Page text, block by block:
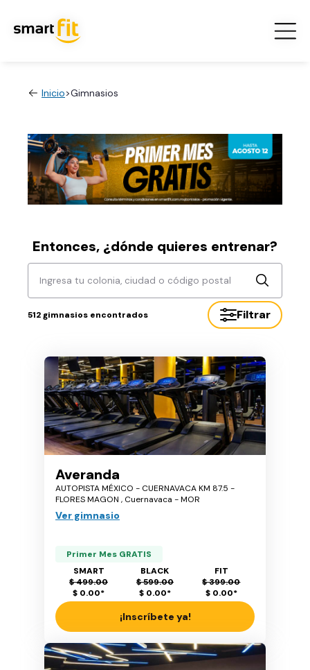
Inicio>Gimnasios
Entonces, ¿dónde quieres entrenar?
Ingresa tu colonia, ciudad o código postal
512gimnasios encontrados Filtrar
Averanda
AUTOPISTA MÉXICO - CUERNAVACA KM 87.5 -
FLORES MAGON , Cuernavaca - MOR
Ver gimnasio
Primer Mes GRATIS
SMART
$ 499.00
$ 0.00*
BLACK
$ 599.00
$ 0.00*
FIT
$ 399.00
$ 0.00*
¡Inscríbete ya!